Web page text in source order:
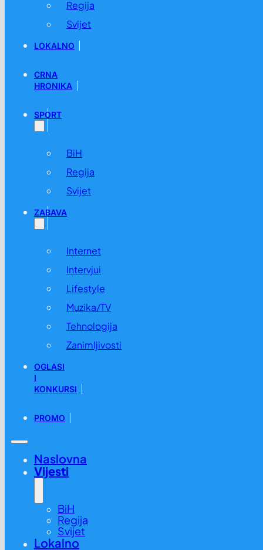
Regija
Svijet
LOKALNO
CRNA
HRONIKA
SPORT
BiH
Regija
Svijet
ZABAVA
Internet
Intervjui
Lifestyle
Muzika/TV
Tehnologija
Zanimljivosti
OGLASI
I
KONKURSI
PROMO
Naslovna
Vijesti
BiH
Regija
Svijet
Lokalno